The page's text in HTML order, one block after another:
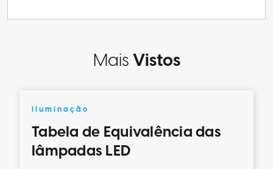
MaisVistos
Iluminação
Tabela de Equivalência das
lâmpadas LED